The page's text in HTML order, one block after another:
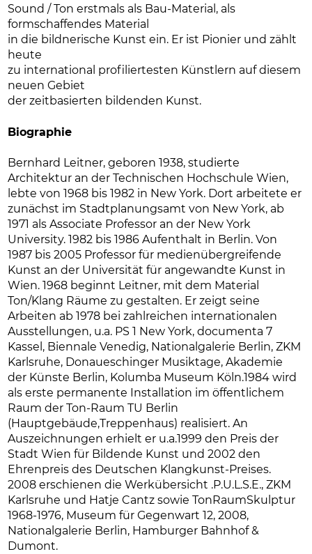
Sound / Ton erstmals als Bau-Material, als
formschaffendes Material
in die bildnerische Kunst ein. Er ist Pionier und zählt
heute
zu international profiliertesten Künstlern auf diesem
neuen Gebiet
der zeitbasierten bildenden Kunst.
Biographie
Bernhard Leitner, geboren 1938, studierte
Architektur an der Technischen Hochschule Wien,
lebte von 1968 bis 1982 in New York. Dort arbeitete er
zunächst im Stadtplanungsamt von New York, ab
1971 als Associate Professor an der New York
University. 1982 bis 1986 Aufenthalt in Berlin. Von
1987 bis 2005 Professor für medienübergreifende
Kunst an der Universität für angewandte Kunst in
Wien. 1968 beginnt Leitner, mit dem Material
Ton/Klang Räume zu gestalten. Er zeigt seine
Arbeiten ab 1978 bei zahlreichen internationalen
Ausstellungen, u.a. PS 1 New York, documenta 7
Kassel, Biennale Venedig, Nationalgalerie Berlin, ZKM
Karlsruhe, Donaueschinger Musiktage, Akademie
der Künste Berlin, Kolumba Museum Köln.1984 wird
als erste permanente Installation im öffentlichem
Raum der Ton-Raum TU Berlin
(Hauptgebäude,Treppenhaus) realisiert. An
Auszeichnungen erhielt er u.a.1999 den Preis der
Stadt Wien für Bildende Kunst und 2002 den
Ehrenpreis des Deutschen Klangkunst-Preises.
2008 erschienen die Werkübersicht .P.U.L.S.E., ZKM
Karlsruhe und Hatje Cantz sowie TonRaumSkulptur
1968-1976, Museum für Gegenwart 12, 2008,
Nationalgalerie Berlin, Hamburger Bahnhof &
Dumont.